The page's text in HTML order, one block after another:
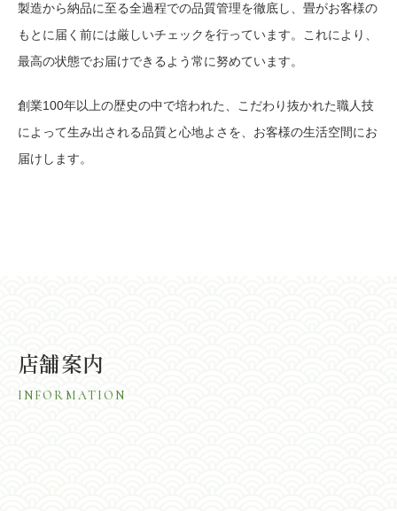
製造から納品に至る全過程での品質管理を徹底し、畳がお客様の
もとに届く前には厳しいチェックを行っています。これにより、
最高の状態でお届けできるよう常に努めています。
創業100年以上の歴史の中で培われた、こだわり抜かれた職人技
によって生み出される品質と心地よさを、お客様の生活空間にお
届けします。
店舗案内
INFORMATION